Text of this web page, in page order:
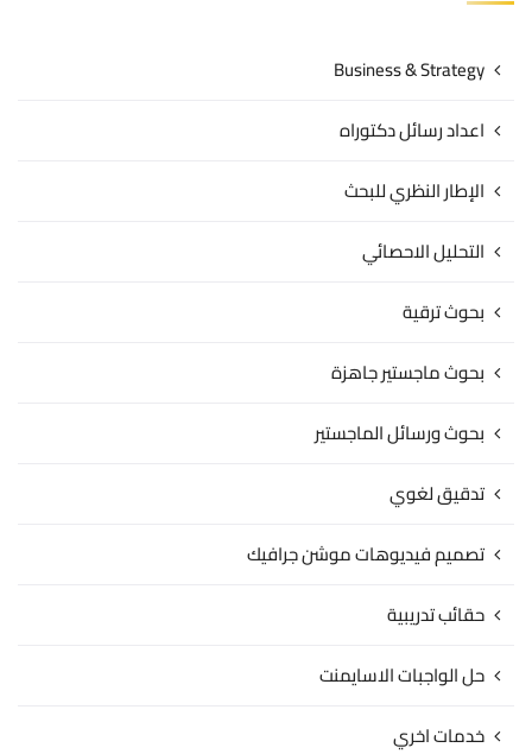
Business & Strategy
اعداد رسائل دكتوراه
الإطار النظري للبحث
التحليل الاحصائي
بحوث ترقية
بحوث ماجستير جاهزة
بحوث ورسائل الماجستير
تدقيق لغوي
تصميم فيديوهات موشن جرافيك
حقائب تدريبية
حل الواجبات الاسايمنت
خدمات اخري